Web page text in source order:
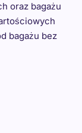
oraz bagażu
bagażu bez